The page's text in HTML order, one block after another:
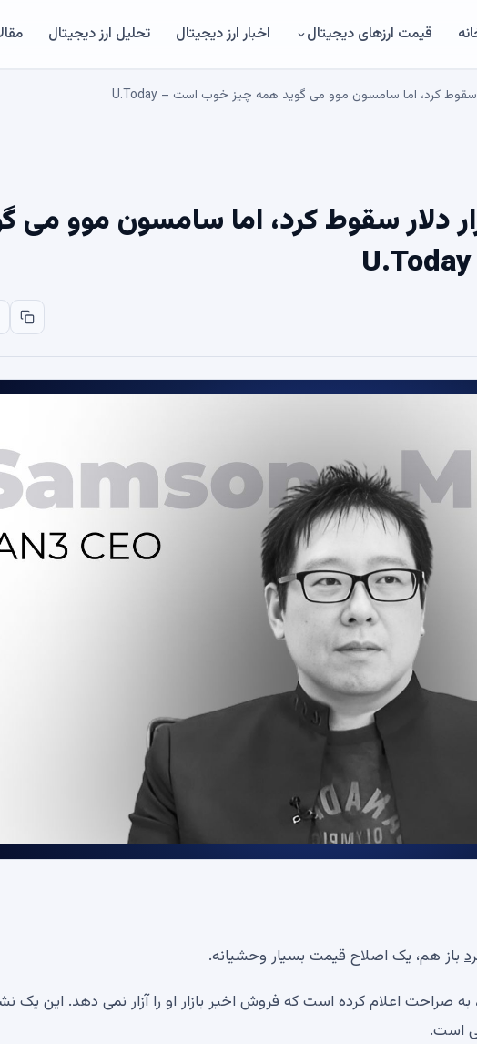
قیمت ارزهای دیجیتال اخبار ارز دیجیتال تحلیل ارز دیجیتال
به زیر 60 هزار دلار سقوط کرد، اما سامسون موو
باز هم، یک اصلاح قیمت بسیار وحشیانه.
صراحت اعلام کرده است که فروش اخیر بازار او را آزار نمی دهد. این یک
است.